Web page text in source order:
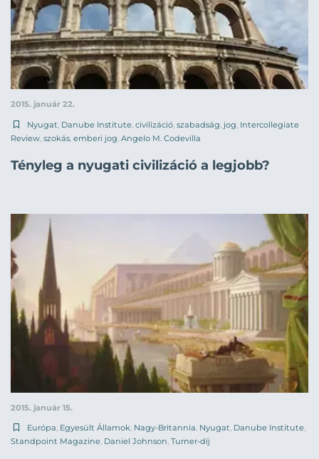
2015. január 22.
Nyugat Danube Institute civilizáció szabadság jog Intercollegiate
Review szokás emberi jog Angelo M. Codevilla
Tényleg a nyugati civilizáció a legjobb?
2015. január 15.
Európa Egyesült Államok Nagy-Britannia Nyugat Danube Institute
Standpoint Magazine Daniel Johnson Turner-díj